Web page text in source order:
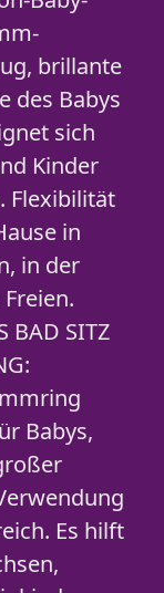
brillante
des Babys
sich
Kinder
Flexibilität
in
in der
BAD SITZ
Babys,
Es hilft